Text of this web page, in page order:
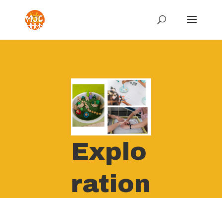
Explo
ration